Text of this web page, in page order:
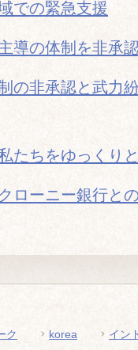
での緊急支援
導の体制を非承
の非承認と武力
たちをゆっくり
ローニー銀行と
ク korea イン